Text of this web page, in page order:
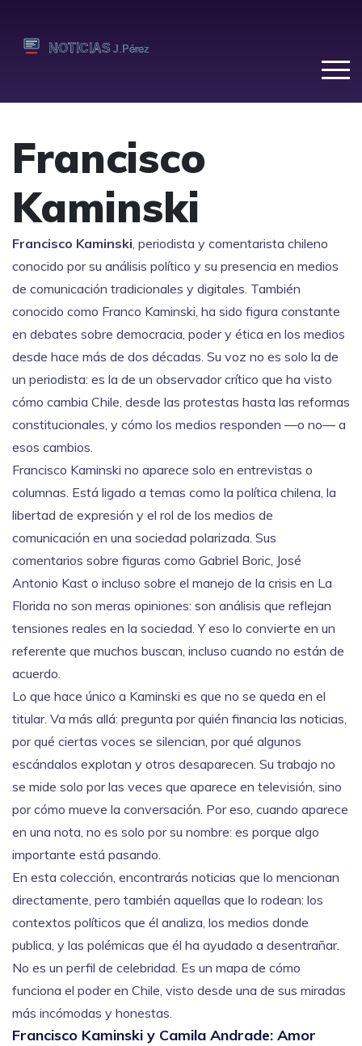
Francisco
Kaminski
Francisco Kaminski, periodista y comentarista chileno
conocido por su análisis político y su presencia en medios
de comunicación tradicionales y digitales. También
conocido como Franco Kaminski, ha sido figura constante
en debates sobre democracia, poder y ética en los medios
desde hace más de dos décadas. Su voz no es solo la de
un periodista: es la de un observador crítico que ha visto
cómo cambia Chile, desde las protestas hasta las reformas
constitucionales, y cómo los medios responden —o no— a
esos cambios.
Francisco Kaminski no aparece solo en entrevistas o
columnas. Está ligado a temas como la política chilena, la
libertad de expresión y el rol de los medios de
comunicación en una sociedad polarizada. Sus
comentarios sobre figuras como Gabriel Boric, José
Antonio Kast o incluso sobre el manejo de la crisis en La
Florida no son meras opiniones: son análisis que reflejan
tensiones reales en la sociedad. Y eso lo convierte en un
referente que muchos buscan, incluso cuando no están de
acuerdo.
Lo que hace único a Kaminski es que no se queda en el
titular. Va más allá: pregunta por quién financia las noticias,
por qué ciertas voces se silencian, por qué algunos
escándalos explotan y otros desaparecen. Su trabajo no
se mide solo por las veces que aparece en televisión, sino
por cómo mueve la conversación. Por eso, cuando aparece
en una nota, no es solo por su nombre: es porque algo
importante está pasando.
En esta colección, encontrarás noticias que lo mencionan
directamente, pero también aquellas que lo rodean: los
contextos políticos que él analiza, los medios donde
publica, y las polémicas que él ha ayudado a desentrañar.
No es un perfil de celebridad. Es un mapa de cómo
funciona el poder en Chile, visto desde una de sus miradas
más incómodas y honestas.
Francisco Kaminski y Camila Andrade: Amor